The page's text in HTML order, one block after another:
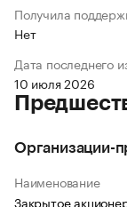
Получила
Нет
Дата последнего
10 июля 2026
Организации-
Наименование
Закрытое